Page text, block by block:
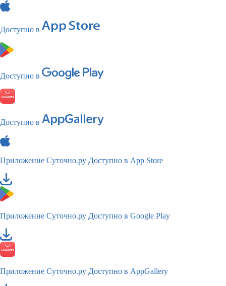
Доступно в
Доступно в
Доступно в
Приложение Суточно.ру Доступно в App Store
Приложение Суточно.ру Доступно в Google Play
Приложение Суточно.ру Доступно в AppGallery